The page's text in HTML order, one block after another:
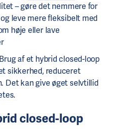
– gøre det nemmere for
leve mere fleksibelt med
høje eller lave
af et hybrid closed-loop
sikkerhed, reduceret
Det kan give øget selvtillid
closed-loop